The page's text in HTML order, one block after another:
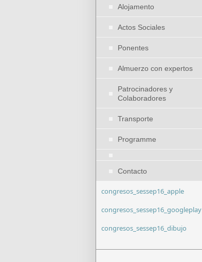
Alojamento
Actos Sociales
Ponentes
Almuerzo con expertos
Patrocinadores y
Colaboradores
Transporte
Programme
Contacto
congresos_sessep16_apple
congresos_sessep16_googleplay
congresos_sessep16_dibujo